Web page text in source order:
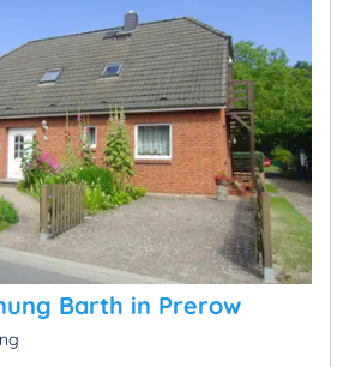
Barth in Prerow